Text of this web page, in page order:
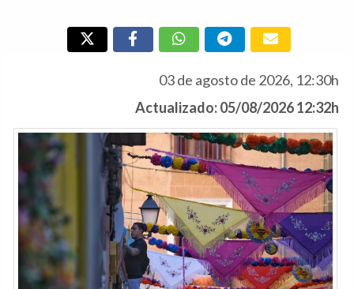
03 de agosto de 2026, 12:30h
Actualizado: 05/08/2026 12:32h